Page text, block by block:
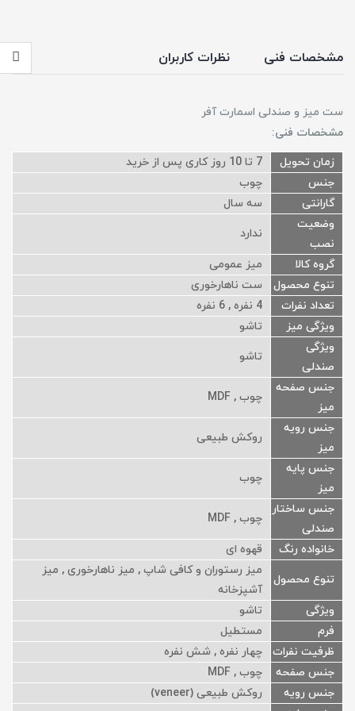
مشخصات فنی نظرات کاربران
ست میز و صندلی اسمارت آفر
مشخصات فنی:
زمان تحویل
7 تا 10 روز کاری پس از خرید
جنس
چوب
گارانتی
سه سال
وضعیت
نصب
ندارد
گروه کالا
میز عمومی
تنوع محصول
ست ناهارخوری
تعداد نفرات
4 نفره , 6 نفره
ویژگی میز
تاشو
ویژگی
صندلی
تاشو
جنس صفحه
میز
چوب , MDF
جنس رویه
میز
روکش طبیعی
جنس پایه
میز
چوب
جنس ساختار
صندلی
چوب , MDF
خانواده رنگ
قهوه ای
تنوع محصول
میز رستوران و کافی شاپ , میز ناهارخوری , میز
آشپزخانه
ویژگی
تاشو
فرم
مستطیل
ظرفیت نفرات
چهار نفره , شش نفره
جنس صفحه
چوب , MDF
جنس رویه
روکش طبیعی (veneer)